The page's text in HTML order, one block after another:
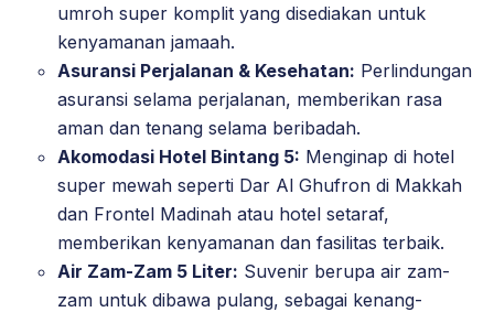
umroh super komplit yang disediakan untuk
kenyamanan jamaah.
Asuransi Perjalanan & Kesehatan: Perlindungan
asuransi selama perjalanan, memberikan rasa
aman dan tenang selama beribadah.
Akomodasi Hotel Bintang 5: Menginap di hotel
super mewah seperti Dar Al Ghufron di Makkah
dan Frontel Madinah atau hotel setaraf,
memberikan kenyamanan dan fasilitas terbaik.
Air Zam-Zam 5 Liter: Suvenir berupa air zam-
zam untuk dibawa pulang, sebagai kenang-